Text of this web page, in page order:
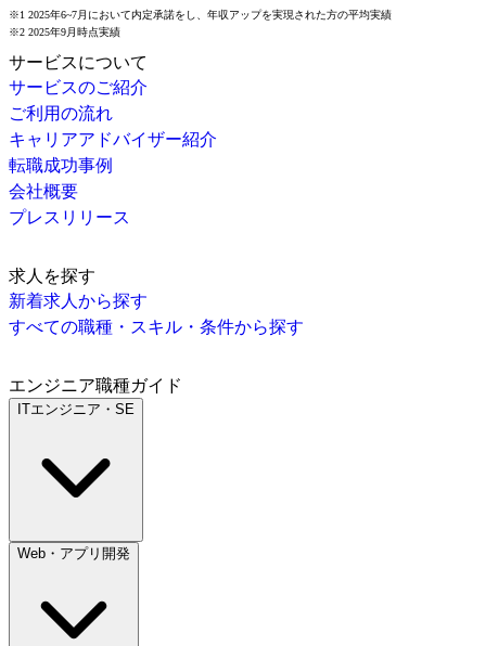
※1 2025年6~7月において内定承諾をし、年収アップを実現された方の平均実績
※2 2025年9月時点実績
サービスについて
サービスのご紹介
ご利用の流れ
キャリアアドバイザー紹介
転職成功事例
会社概要
プレスリリース
求人を探す
新着求人から探す
すべての職種・スキル・条件から探す
エンジニア職種ガイド
ITエンジニア・SE
Web・アプリ開発